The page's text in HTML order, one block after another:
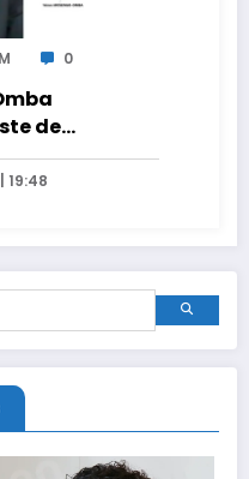
0
de
19:48